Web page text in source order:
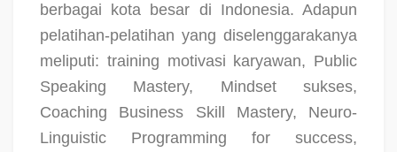
berbagai kota besar di Indonesia. Adapun
pelatihan-pelatihan yang diselenggarakanya
meliputi: training motivasi karyawan, Public
Speaking Mastery, Mindset sukses,
Coaching Business Skill Mastery, Neuro-
Linguistic Programming for success,